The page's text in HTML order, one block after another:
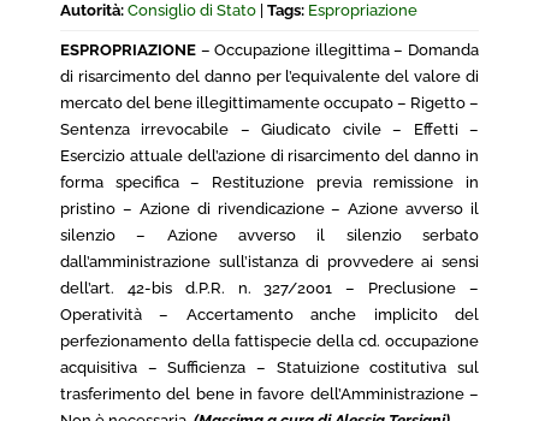
Autorità: Consiglio di Stato Tags: Espropriazione
ESPROPRIAZIONE – Occupazione illegittima – Domanda
di risarcimento del danno per l’equivalente del valore di
mercato del bene illegittimamente occupato – Rigetto –
Sentenza irrevocabile – Giudicato civile – Effetti –
Esercizio attuale dell’azione di risarcimento del danno in
forma specifica – Restituzione previa remissione in
pristino – Azione di rivendicazione – Azione avverso il
silenzio – Azione avverso il silenzio serbato
dall’amministrazione sull’istanza di provvedere ai sensi
dell’art. 42-bis d.P.R. n. 327/2001 – Preclusione –
Operatività – Accertamento anche implicito del
perfezionamento della fattispecie della cd. occupazione
acquisitiva – Sufficienza – Statuizione costitutiva sul
trasferimento del bene in favore dell’Amministrazione –